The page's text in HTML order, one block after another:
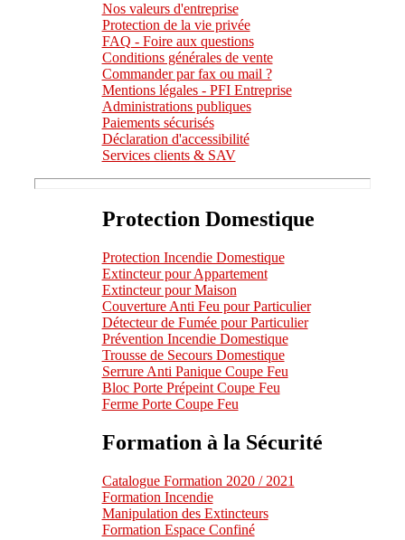
Nos valeurs d'entreprise
Protection de la vie privée
FAQ - Foire aux questions
Conditions générales de vente
Commander par fax ou mail ?
Mentions légales - PFI Entreprise
Administrations publiques
Paiements sécurisés
Déclaration d'accessibilité
Services clients & SAV
Protection Domestique
Protection Incendie Domestique
Extincteur pour Appartement
Extincteur pour Maison
Couverture Anti Feu pour Particulier
Détecteur de Fumée pour Particulier
Prévention Incendie Domestique
Trousse de Secours Domestique
Serrure Anti Panique Coupe Feu
Bloc Porte Prépeint Coupe Feu
Ferme Porte Coupe Feu
Formation à la Sécurité
Catalogue Formation 2020 / 2021
Formation Incendie
Manipulation des Extincteurs
Formation Espace Confiné